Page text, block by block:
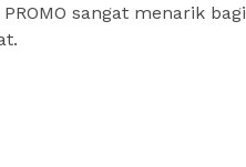
sangat menarik bagi